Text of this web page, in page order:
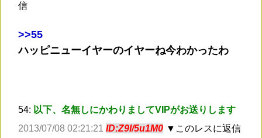
信
>>55
ハッピニューイヤーのイヤーね今わかったわ
54: 以下、名無しにかわりましてVIPがお送りします
2013/07/08 02:21:21 ID:Z9I/5u1M0 ▼このレスに返信